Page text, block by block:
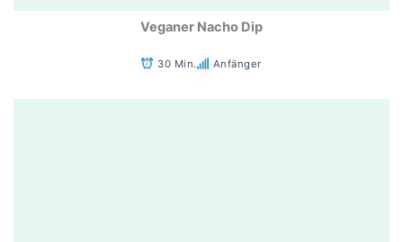
Veganer Nacho Dip
30 Min. Anfänger